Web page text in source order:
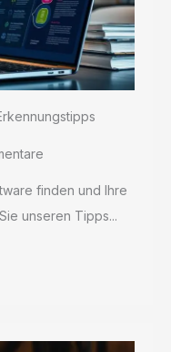
finden und Ihre
unseren Tipps...